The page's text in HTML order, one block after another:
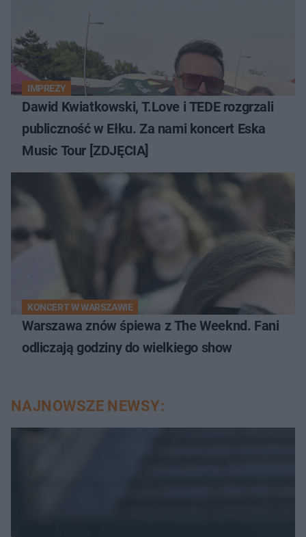
IMPREZY
Dawid Kwiatkowski, T.Love i TEDE rozgrzali
publiczność w Ełku. Za nami koncert Eska
Music Tour [ZDJĘCIA]
KONCERT W WARSZAWIE
Warszawa znów śpiewa z The Weeknd. Fani
odliczają godziny do wielkiego show
NAJNOWSZE NEWSY: